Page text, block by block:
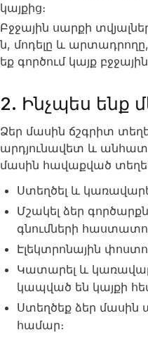
կայքից։
Բջջային սարքի
ն, մոդելը և
եք գործում կայք
2. Ինչպես ենք
Ձեր մասին ճշգրիտ
արդյունավետ և
մասին հավաքված
Ստեղծել և
Մշակել ձեր
գնումների
Էլեկտրոնային
Կատարել և
կապված են կայքի
Ստեղծեք ձեր
համար։